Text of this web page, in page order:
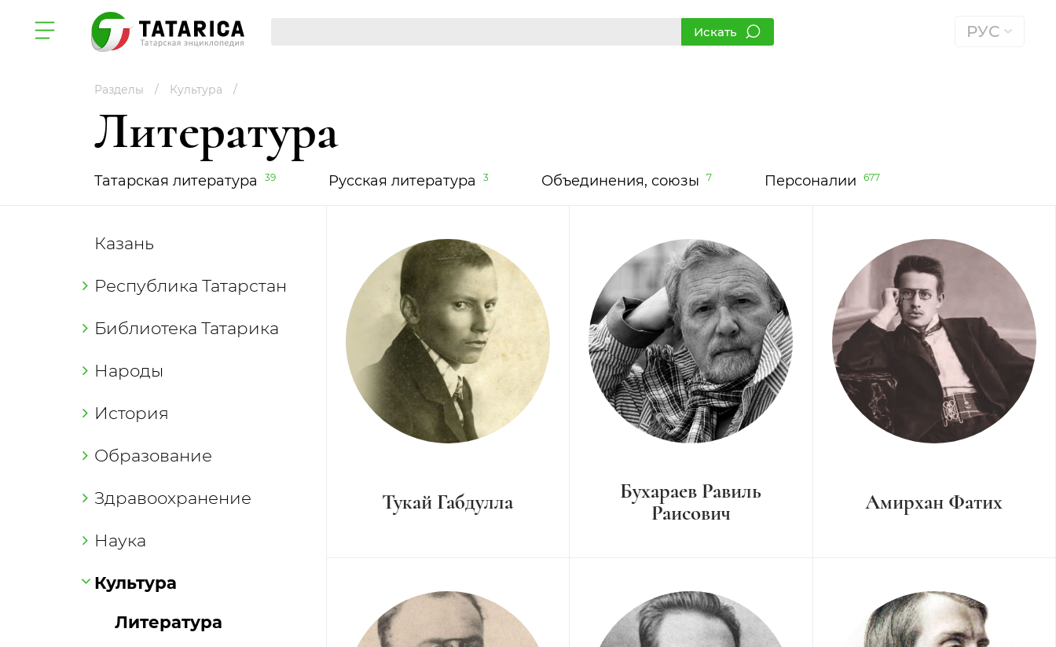
Искать РУС
Разделы Культура
Литература
Татарская литература 39 Русская литература 3 Объединения, союзы 7 Персоналии 677
Казань
Республика Татарстан
Библиотека Татарика
Народы
История
Образование
Здравоохранение
Наука
Культура
Литература
Тукай Габдулла
Бухараев Равиль
Раисович
Амирхан Фатих